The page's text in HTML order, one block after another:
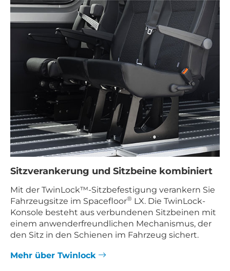
Sitzverankerung und Sitzbeine kombiniert
Mit der TwinLock™-Sitzbefestigung verankern Sie
Fahrzeugsitze im Spacefloor® LX. Die TwinLock-
Konsole besteht aus verbundenen Sitzbeinen mit
einem anwenderfreundlichen Mechanismus, der
den Sitz in den Schienen im Fahrzeug sichert.
Mehr über Twinlock